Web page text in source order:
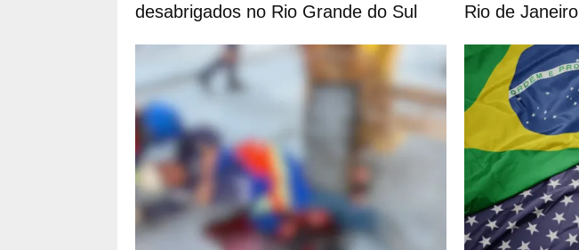
desabrigados no Rio Grande do Sul
Rio de Janeiro